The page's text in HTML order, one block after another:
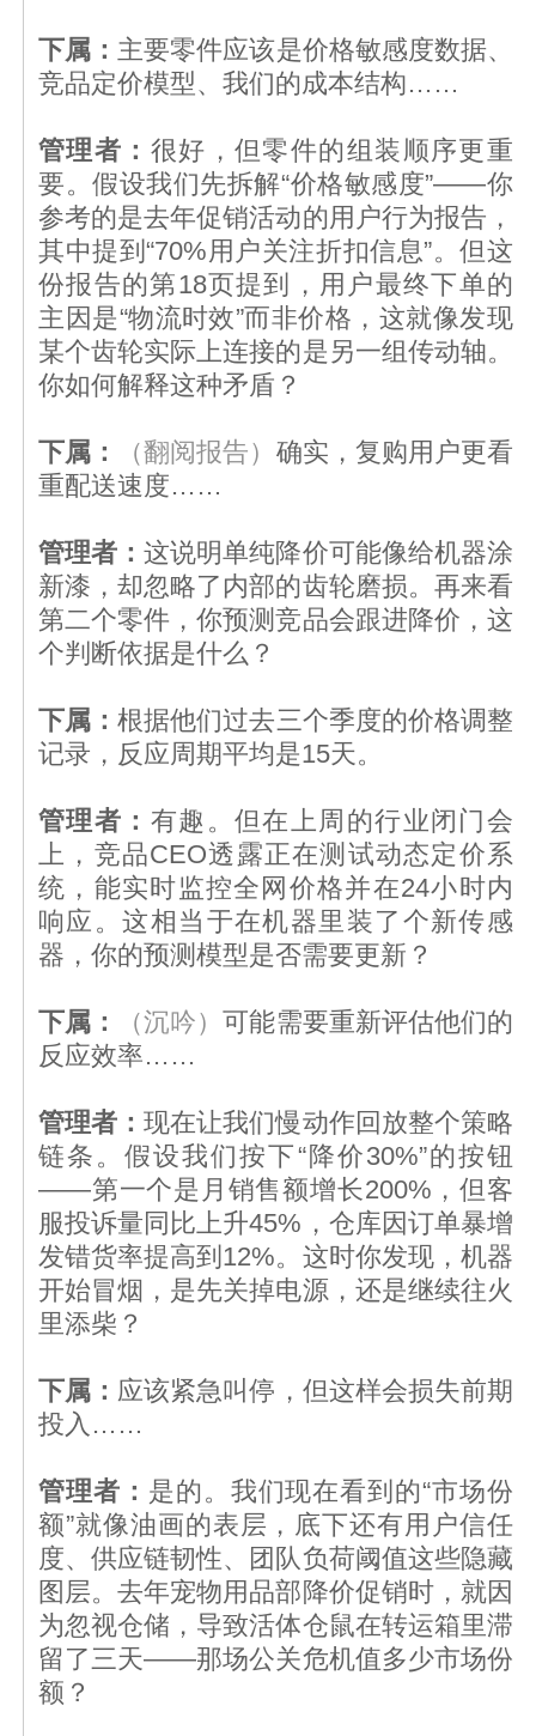
下属： 主要零件应该是价格敏感度数据、
竞品定价模型、我们的成本结构……
管理者： 很好，但零件的组装顺序更重
要。假设我们先拆解“价格敏感度”——你
参考的是去年促销活动的用户行为报告，
其中提到“70%用户关注折扣信息”。但这
份报告的第18页提到，用户最终下单的
主因是“物流时效”而非价格，这就像发现
某个齿轮实际上连接的是另一组传动轴。
你如何解释这种矛盾？
下属： （翻阅报告） 确实，复购用户更看
重配送速度……
管理者：这说明单纯降价可能像给机器涂
新漆，却忽略了内部的齿轮磨损。再来看
第二个零件，你预测竞品会跟进降价，这
个判断依据是什么？
下属：根据他们过去三个季度的价格调整
记录，反应周期平均是15天。
管理者： 有趣。但在上周的行业闭门会
上，竞品CEO透露正在测试动态定价系
统，能实时监控全网价格并在24小时内
响应。这相当于在机器里装了个新传感
器，你的预测模型是否需要更新？
下属： （沉吟）可能需要重新评估他们的
反应效率……
管理者：现在让我们慢动作回放整个策略
链条。假设我们按下“降价30%”的按钮
——第一个是月销售额增长200%，但客
服投诉量同比上升45%，仓库因订单暴增
发错货率提高到12%。这时你发现，机器
开始冒烟，是先关掉电源，还是继续往火
里添柴？
下属： 应该紧急叫停，但这样会损失前期
投入……
管理者： 是的。我们现在看到的“市场份
额”就像油画的表层，底下还有用户信任
度、供应链韧性、团队负荷阈值这些隐藏
图层。去年宠物用品部降价促销时，就因
为忽视仓储，导致活体仓鼠在转运箱里滞
留了三天——那场公关危机值多少市场份
额？